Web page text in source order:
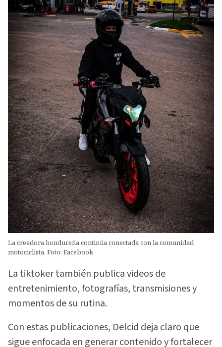
La creadora hondureña continúa conectada con la comunidad
motociclista. Foto: Facebook
La tiktoker también publica videos de
entretenimiento, fotografías, transmisiones y
momentos de su rutina.
Con estas publicaciones, Delcid deja claro que
sigue enfocada en generar contenido y fortalecer